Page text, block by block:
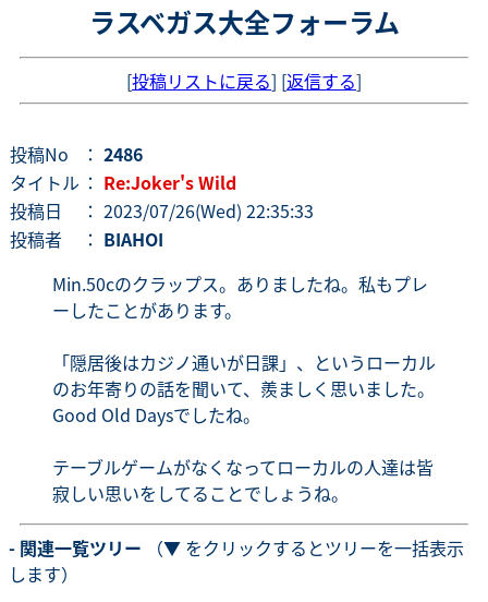
ラスベガス大全フォーラム
[投稿リストに戻る] [返信する]
投稿No ： 2486
タイトル ： Re:Joker's Wild
投稿日
： 2023/07/26(Wed) 22:35:33
投稿者
： BIAHOI
Min.50cのクラップス。ありましたね。私もプレ
ーしたことがあります。
「隠居後はカジノ通いが日課」、というローカル
のお年寄りの話を聞いて、羨ましく思いました。
Good Old Daysでしたね。
テーブルゲームがなくなってローカルの人達は皆
寂しい思いをしてることでしょうね。
- 関連一覧ツリー （▼ をクリックするとツリーを一括表示
します）